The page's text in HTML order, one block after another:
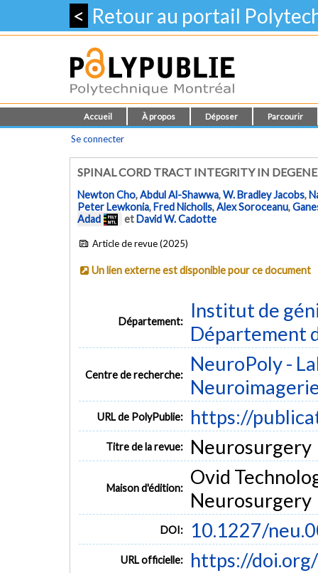
< Retour au portail
Accueil À propos Déposer Parcourir
Se connecter
SPINAL CORD TRACT INTEGRITY IN
Newton Cho,Abdul Al-Shawwa,W. Bradley Jacobs,
Peter Lewkonia,Fred Nicholls,Alex Soroceanu,
Adad
etDavid W. Cadotte
Article de revue (2025)
Un lien externe est disponible pour ce document
Département:
Institut de
Département
Centre de recherche:
NeuroPoly -
URL de PolyPublie: https://
Titre de la revue: Neurosurgery
Maison d'édition:
Ovid
Neurosurgery
DOI: 10.1227/
URL officielle: https://